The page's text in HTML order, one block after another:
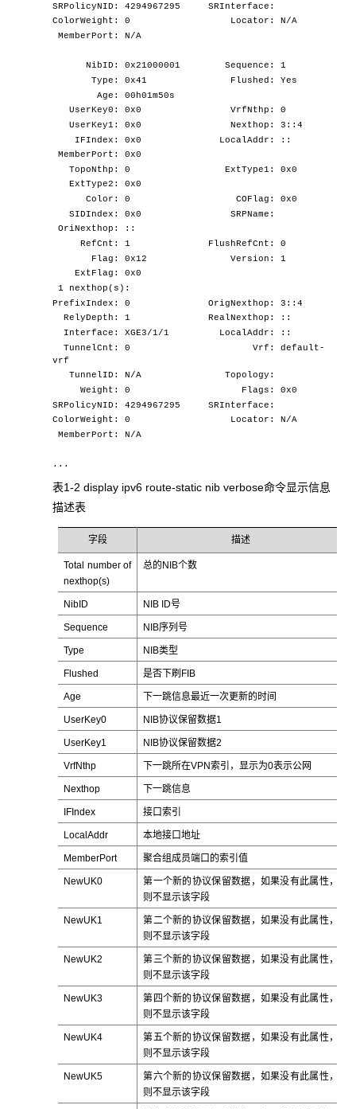
SRPolicyNID: 4294967295 SRInterface:
ColorWeight: 0 Locator: N/A
MemberPort: N/A
NibID: 0x21000001 Sequence: 1
Type: 0x41 Flushed: Yes
Age: 00h01m50s
UserKey0: 0x0 VrfNthp: 0
UserKey1: 0x0 Nexthop: 3::4
IFIndex: 0x0 LocalAddr: ::
MemberPort: 0x0
TopoNthp: 0 ExtType1: 0x0
ExtType2: 0x0
Color: 0 COFlag: 0x0
SIDIndex: 0x0 SRPName:
OriNexthop: ::
RefCnt: 1 FlushRefCnt: 0
Flag: 0x12 Version: 1
ExtFlag: 0x0
1 nexthop(s):
PrefixIndex: 0 OrigNexthop: 3::4
RelyDepth: 1 RealNexthop: ::
Interface: XGE3/1/1 LocalAddr: ::
TunnelCnt: 0 Vrf: default-
vrf
TunnelID: N/A Topology:
Weight: 0 Flags: 0x0
SRPolicyNID: 4294967295 SRInterface:
ColorWeight: 0 Locator: N/A
MemberPort: N/A
...
表1-2 display ipv6 route-static nib verbose命令显示信息
描述表
字段 描述
Total number of
nexthop(s)
总的NIB个数
NibID NIB ID号
Sequence NIB序列号
Type NIB类型
Flushed 是否下刷FIB
Age 下一跳信息最近一次更新的时间
UserKey0 NIB协议保留数据1
UserKey1 NIB协议保留数据2
VrfNthp 下一跳所在VPN索引，显示为0表示公网
Nexthop 下一跳信息
IFIndex 接口索引
LocalAddr 本地接口地址
MemberPort 聚合组成员端口的索引值
NewUK0
第一个新的协议保留数据，如果没有此属性，
则不显示该字段
NewUK1
第二个新的协议保留数据，如果没有此属性，
则不显示该字段
NewUK2
第三个新的协议保留数据，如果没有此属性，
则不显示该字段
NewUK3
第四个新的协议保留数据，如果没有此属性，
则不显示该字段
NewUK4
第五个新的协议保留数据，如果没有此属性，
则不显示该字段
NewUK5
第六个新的协议保留数据，如果没有此属性，
则不显示该字段